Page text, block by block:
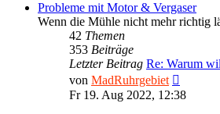
Probleme mit Motor & Vergaser
Wenn die Mühle nicht mehr richtig
42 Themen
353 Beiträge
Letzter Beitrag Re: Warum
von MadRuhrgebiet
Beitrag
Fr 19. Aug 2022, 12:38